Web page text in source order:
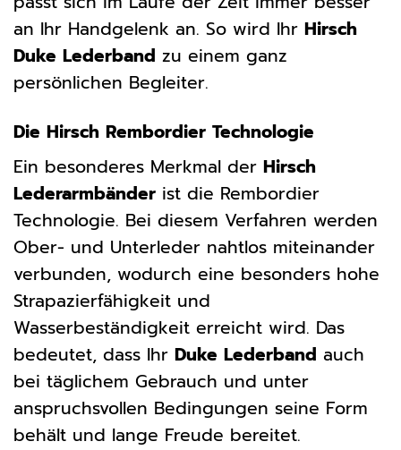
an Ihr Handgelenk an. So wird Ihr Hirsch
Duke Lederband zu einem ganz
persönlichen Begleiter.
Die Hirsch Rembordier Technologie
Ein besonderes Merkmal der Hirsch
Lederarmbänder ist die Rembordier
Technologie. Bei diesem Verfahren werden
Ober- und Unterleder nahtlos miteinander
verbunden, wodurch eine besonders hohe
Strapazierfähigkeit und
Wasserbeständigkeit erreicht wird. Das
bedeutet, dass Ihr Duke Lederband auch
bei täglichem Gebrauch und unter
anspruchsvollen Bedingungen seine Form
behält und lange Freude bereitet.